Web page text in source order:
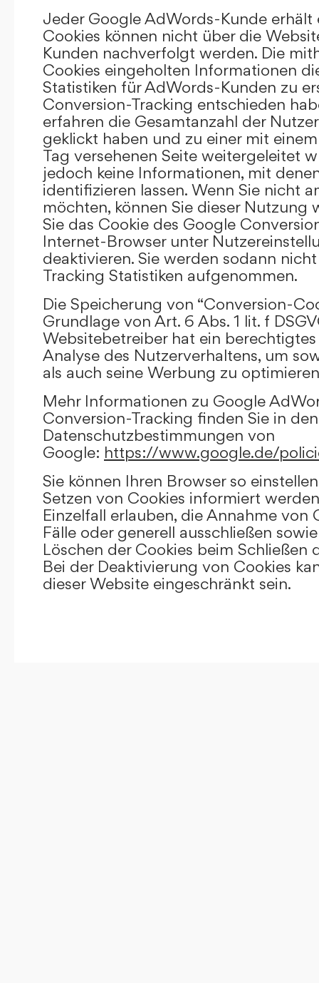
Jeder Google AdWords-Kunde erhält
Cookies können nicht über die
Kunden nachverfolgt werden. Die
Cookies eingeholten Informationen
Statistiken für AdWords-Kunden zu
Conversion-Tracking entschieden
erfahren die Gesamtanzahl der
geklickt haben und zu einer mit
Tag versehenen Seite weitergeleitet
jedoch keine Informationen, mit
identifizieren lassen. Wenn Sie nicht
möchten, können Sie dieser Nutzung
Sie das Cookie des Google
Internet-Browser unter
deaktivieren. Sie werden sodann
Tracking Statistiken aufgenommen.
Die Speicherung von “Conversion-
Grundlage von Art. 6 Abs. 1 lit. f
Websitebetreiber hat ein berechtigtes
Analyse des Nutzerverhaltens, um
als auch seine Werbung zu
Mehr Informationen zu Google
Conversion-Tracking finden Sie in den
Datenschutzbestimmungen von
Google: https://www.google.de/
Sie können Ihren Browser so
Setzen von Cookies informiert
Einzelfall erlauben, die Annahme von
Fälle oder generell ausschließen
Löschen der Cookies beim Schließen
Bei der Deaktivierung von Cookies
dieser Website eingeschränkt sein.